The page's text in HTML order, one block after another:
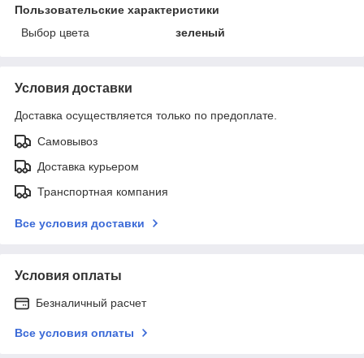
Пользовательские характеристики
Выбор цвета
зеленый
Условия доставки
Доставка осуществляется только по предоплате.
Самовывоз
Доставка курьером
Транспортная компания
Все условия доставки
Условия оплаты
Безналичный расчет
Все условия оплаты